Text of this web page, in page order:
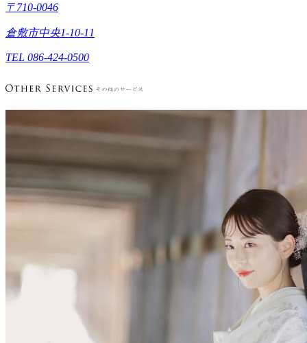
〒710-0046
倉敷市中央1-10-11
TEL 086-424-0500